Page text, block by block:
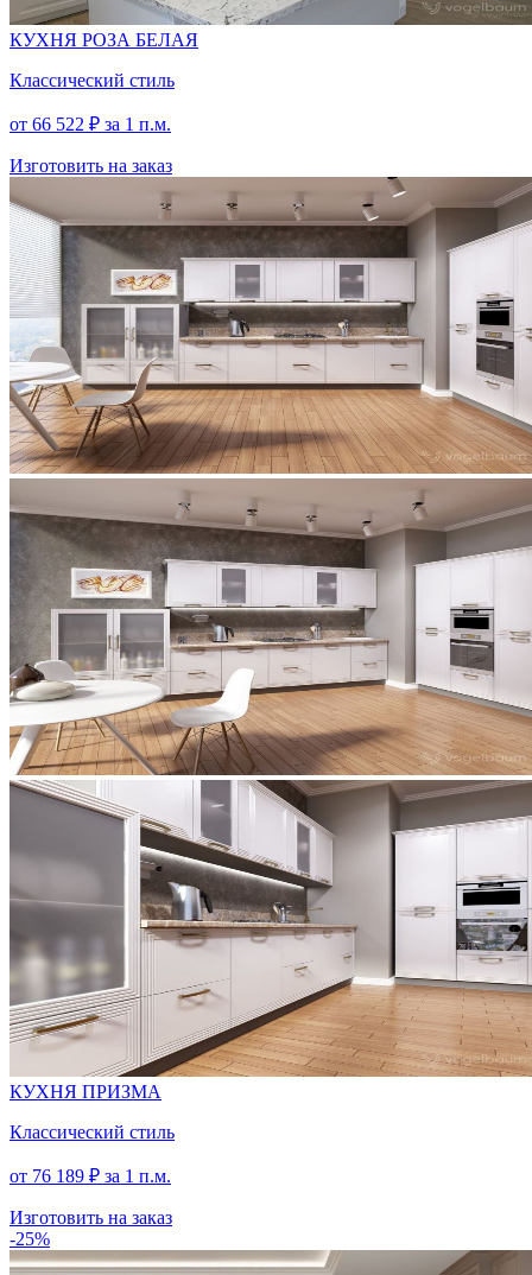
КУХНЯ РОЗА БЕЛАЯ
Классический стиль
от 66 522 ₽ за 1 п.м.
Изготовить на заказ
КУХНЯ ПРИЗМА
Классический стиль
от 76 189 ₽ за 1 п.м.
Изготовить на заказ
-25%